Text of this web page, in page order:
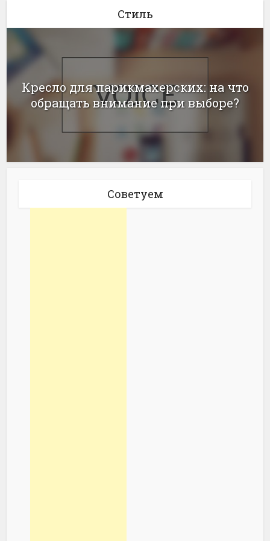
Стиль
Кресло для парикмахерских: на что
обращать внимание при выборе?
Советуем